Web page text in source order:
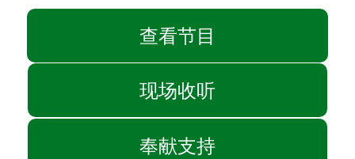
查看节目
现场收听
奉献支持